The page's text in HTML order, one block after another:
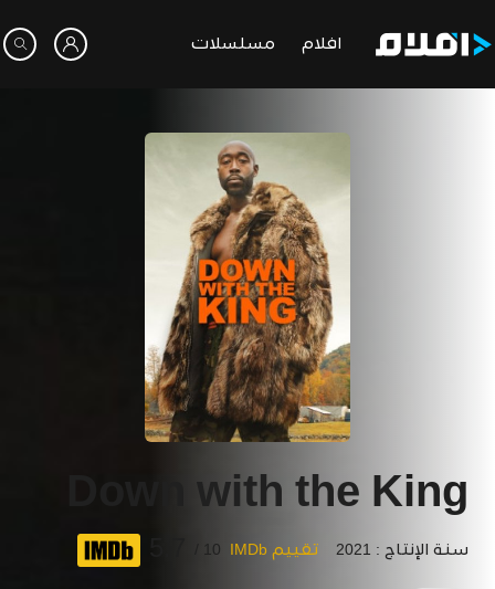
افلام مسلسلات
Down with the King
سنة الإنتاج : 2021 تقييم IMDb 10 /